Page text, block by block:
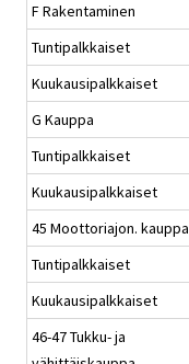
F Rakentaminen
Tuntipalkkaiset
Kuukausipalkkaiset
G Kauppa
Tuntipalkkaiset
Kuukausipalkkaiset
45 Moottoriajon. kauppa
Tuntipalkkaiset
Kuukausipalkkaiset
46-47 Tukku- ja